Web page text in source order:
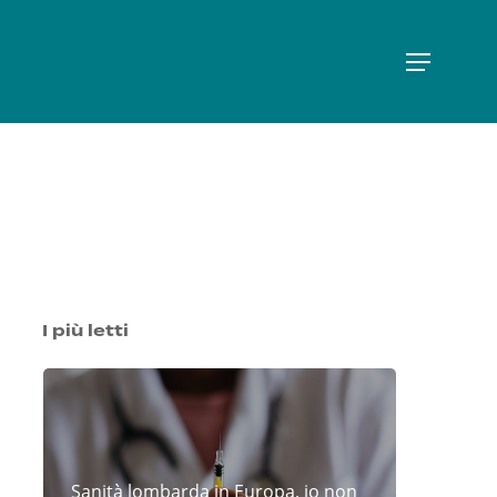
Menu
I più letti
Sanità lombarda in Europa, io non